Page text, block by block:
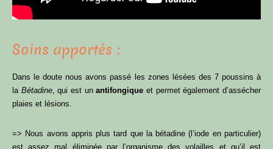
Soins apportés :
Dans le doute nous avons passé les zones lésées des 7 poussins à
la Bétadine, qui est unantifongique et permet également d’assécher
plaies et lésions.
=> Nous avons appris plus tard que la bétadine (l’iode en particulier)
est assez mal éliminée par l’organisme des volailles et qu’il est